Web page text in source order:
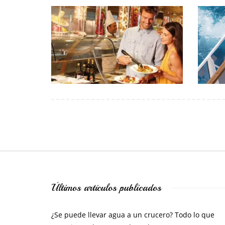
Últimos artículos publicados
¿Se puede llevar agua a un crucero? Todo lo que